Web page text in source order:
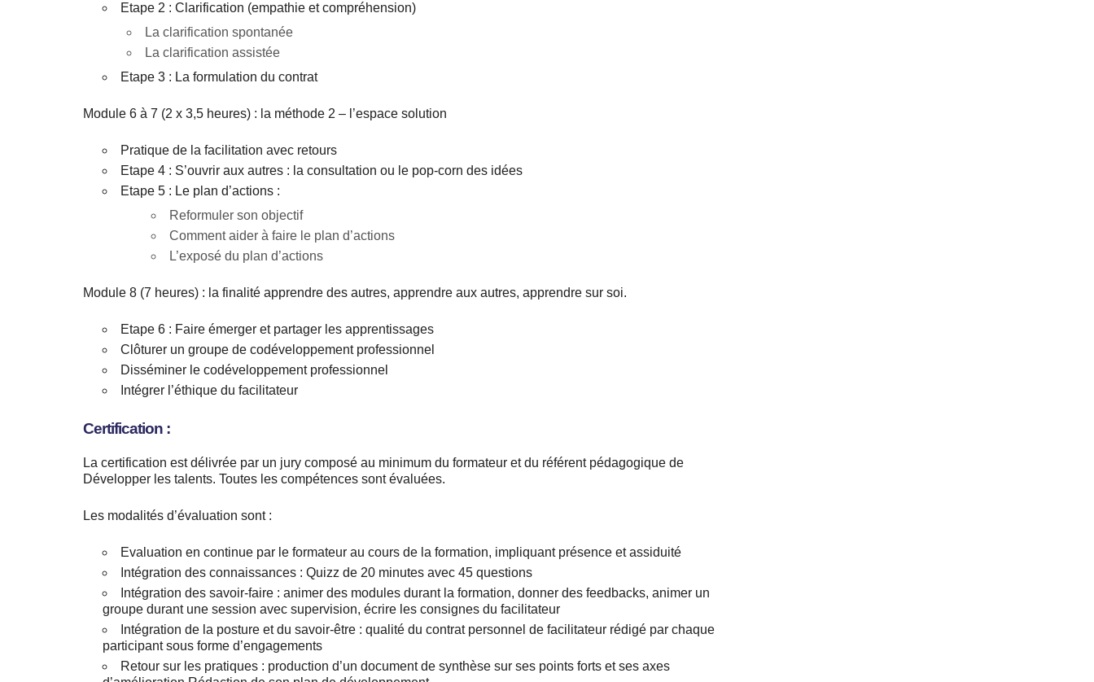
Etape 2 : Clarification (empathie et compréhension)
La clarification spontanée
La clarification assistée
Etape 3 : La formulation du contrat
Module 6 à 7 (2 x 3,5 heures) : la méthode 2 – l’espace solution
Pratique de la facilitation avec retours
Etape 4 : S’ouvrir aux autres : la consultation ou le pop-corn des idées
Etape 5 : Le plan d’actions :
Reformuler son objectif
Comment aider à faire le plan d’actions
L’exposé du plan d’actions
Module 8 (7 heures) : la finalité apprendre des autres, apprendre aux autres, apprendre sur soi.
Etape 6 : Faire émerger et partager les apprentissages
Clôturer un groupe de codéveloppement professionnel
Disséminer le codéveloppement professionnel
Intégrer l’éthique du facilitateur
Certification :
La certification est délivrée par un jury composé au minimum du formateur et du référent pédagogique de
Développer les talents. Toutes les compétences sont évaluées.
Les modalités d’évaluation sont :
Evaluation en continue par le formateur au cours de la formation, impliquant présence et assiduité
Intégration des connaissances : Quizz de 20 minutes avec 45 questions
Intégration des savoir-faire : animer des modules durant la formation, donner des feedbacks, animer un
groupe durant une session avec supervision, écrire les consignes du facilitateur
Intégration de la posture et du savoir-être : qualité du contrat personnel de facilitateur rédigé par chaque
participant sous forme d’engagements
Retour sur les pratiques : production d’un document de synthèse sur ses points forts et ses axes